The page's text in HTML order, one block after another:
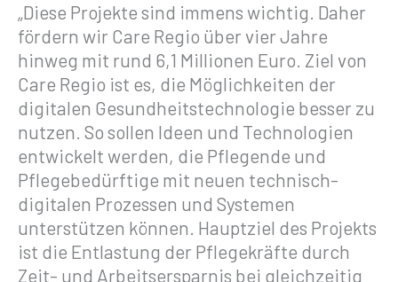
„Diese Projekte sind immens wichtig. Daher
fördern wir Care Regio über vier Jahre
hinweg mit rund 6,1 Millionen Euro. Ziel von
Care Regio ist es, die Möglichkeiten der
digitalen Gesundheitstechnologie besser zu
nutzen. So sollen Ideen und Technologien
entwickelt werden, die Pflegende und
Pflegebedürftige mit neuen technisch-
digitalen Prozessen und Systemen
unterstützen können. Hauptziel des Projekts
ist die Entlastung der Pflegekräfte durch
Zeit- und Arbeitsersparnis bei gleichzeitig